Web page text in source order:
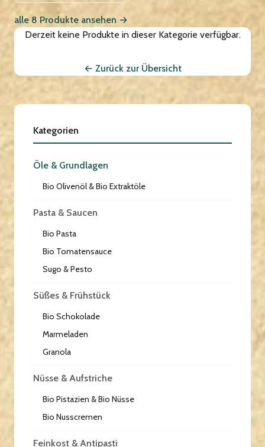
Kategorien
Öle & Grundlagen
Bio Olivenöl & Bio Extraktöle
Pasta & Saucen
Bio Pasta
Bio Tomatensauce
Sugo & Pesto
Süßes & Frühstück
Bio Schokolade
Marmeladen
Granola
Nüsse & Aufstriche
Bio Pistazien & Bio Nüsse
Bio Nusscremen
Feinkost & Antipasti
alle 8 Produkte ansehen →
Derzeit keine Produkte in dieser Kategorie verfügbar.
← Zurück zur Übersicht